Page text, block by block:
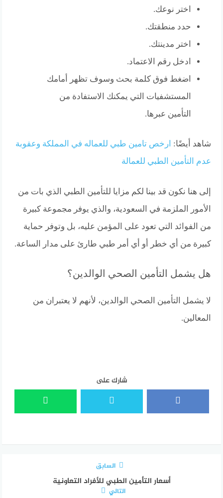
اختر نوعك.
حدد منطقتك.
اختر مدينتك.
ادخل رقم الاعتماد.
اضغط فوق كلمة بحث وسوف تظهر أمامك
المستشفيات التي يمكنك الاستفادة من
التأمين عبرها.
شاهد أيضًا: ارخص تامين طبي للعماله في المملكة وعقوبة
عدم التأمين الطبي للعمالة
إلى هنا نكون قد بينا لكم مزايا للتأمين الطبي الذي بات من
الأمور الملزمة في السعودية، والذي يوفر مجموعة كبيرة
من الفوائد التي تعود على المؤمن عليه، بل وتوفر حماية
كبيرة من أي خطر أو أي أمر طبي طارئ على مدار الساعة.
هل يشمل التأمين الصحي الوالدين؟
لا يشمل التأمين الصحي الوالدين، لأنهم لا يعتبران من
المعالين.
شارك على
السابق
أسعار التأمين الطبي للأفراد التعاونية
التالي